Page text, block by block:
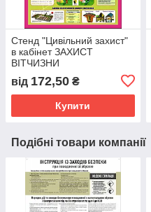
Стенд "Цивільний захист"
в кабінет ЗАХИСТ
ВІТЧИЗНИ
від 172,50 ₴
Купити
Подібні товари компанії